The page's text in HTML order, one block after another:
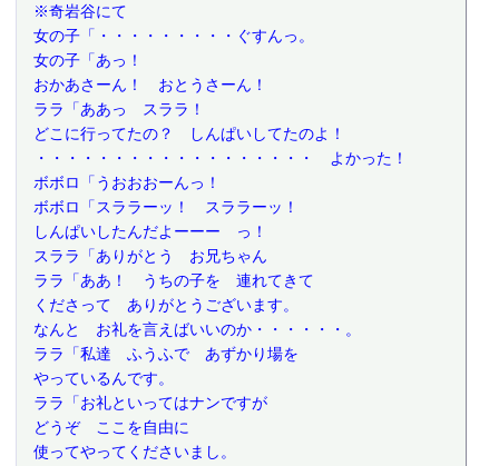
※奇岩谷にて
女の子「・・・・・・・・・ぐすんっ。
女の子「あっ！
おかあさーん！　おとうさーん！
ララ「ああっ　スララ！
どこに行ってたの？　しんぱいしてたのよ！
・・・・・・・・・・・・・・・・・・　よかった！
ボボロ「うおおおーんっ！
ボボロ「スララーッ！　スララーッ！
しんぱいしたんだよーーー　っ！
スララ「ありがとう　お兄ちゃん
ララ「ああ！　うちの子を　連れてきて
くださって　ありがとうございます。
なんと　お礼を言えばいいのか・・・・・・。
ララ「私達　ふうふで　あずかり場を
やっているんです。
ララ「お礼といってはナンですが
どうぞ　ここを自由に
使ってやってくださいまし。